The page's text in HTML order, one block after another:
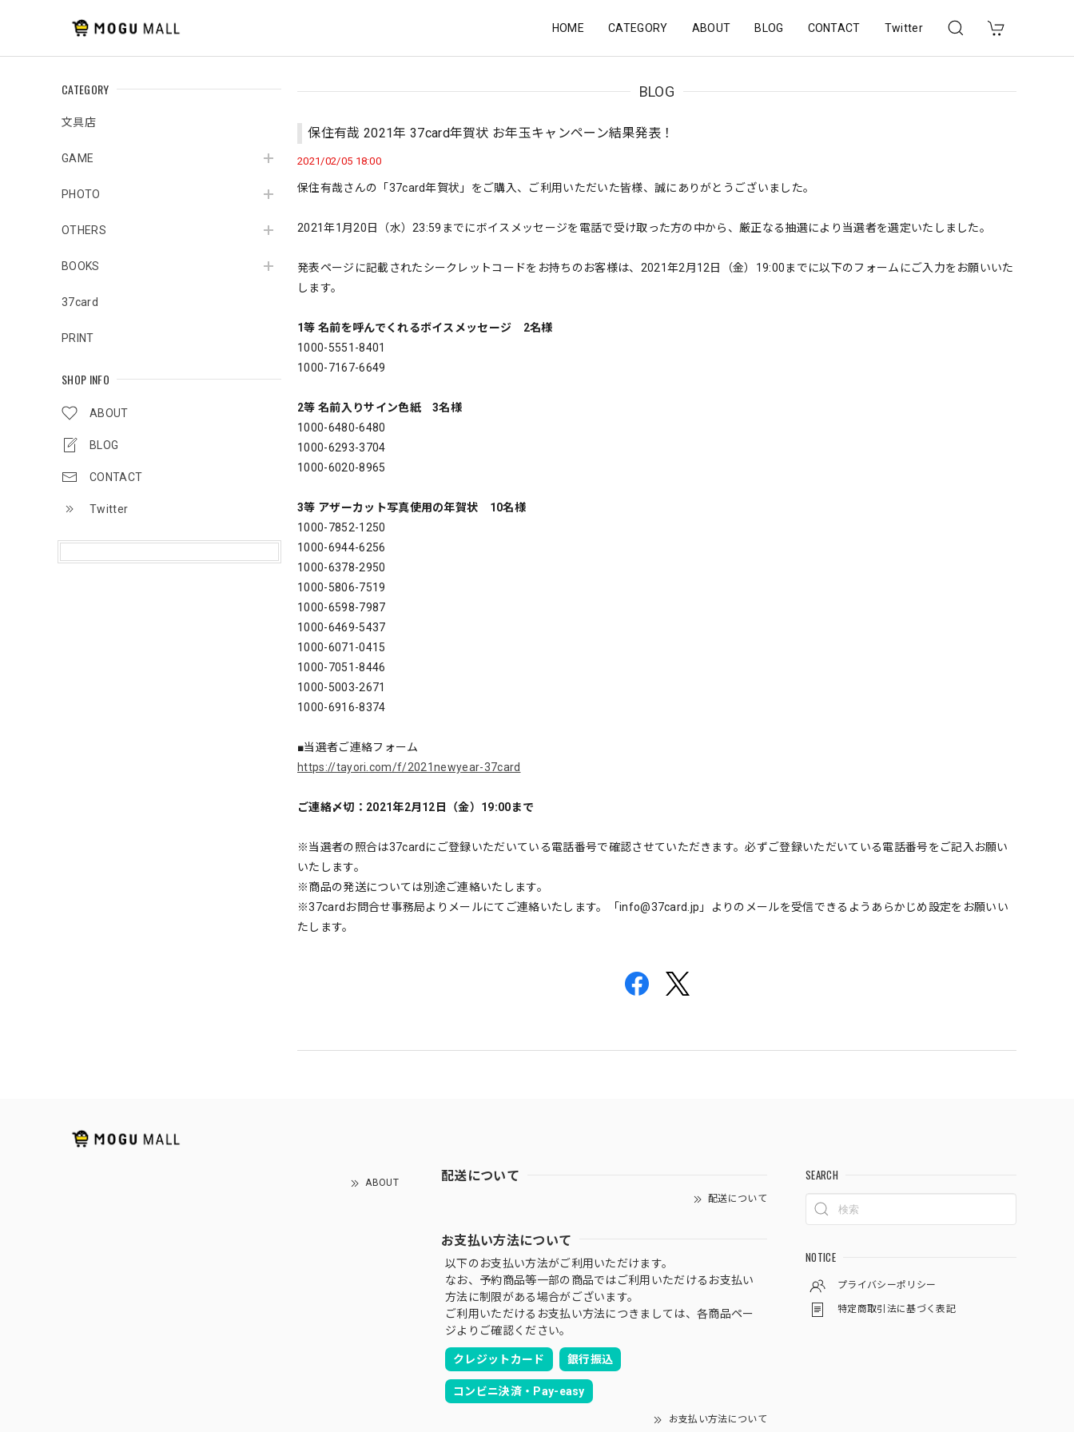
HOME CATEGORY ABOUT BLOG CONTACT Twitter
CATEGORY
文具店
GAME
PHOTO
OTHERS
BOOKS
37card
PRINT
SHOP INFO
ABOUT
BLOG
CONTACT
Twitter
BLOG
保住有哉 2021年 37card年賀状 お年玉キャンペーン結果発表！
2021/02/05 18:00
保住有哉さんの「37card年賀状」をご購入、ご利用いただいた皆様、誠にありがとうございました。
2021年1月20日（水）23:59までにボイスメッセージを電話で受け取った方の中から、厳正なる抽選により当選者を選定いたしました。
発表ページに記載されたシークレットコードをお持ちのお客様は、2021年2月12日（金）19:00までに以下のフォームにご入力をお願いいた
します。
1等 名前を呼んでくれるボイスメッセージ 2名様
1000-5551-8401
1000-7167-6649
2等 名前入りサイン色紙 3名様
1000-6480-6480
1000-6293-3704
1000-6020-8965
3等 アザーカット写真使用の年賀状 10名様
1000-7852-1250
1000-6944-6256
1000-6378-2950
1000-5806-7519
1000-6598-7987
1000-6469-5437
1000-6071-0415
1000-7051-8446
1000-5003-2671
1000-6916-8374
■当選者ご連絡フォーム
https://tayori.com/f/2021newyear-37card
ご連絡〆切：2021年2月12日（金）19:00まで
※当選者の照合は37cardにご登録いただいている電話番号で確認させていただきます。必ずご登録いただいている電話番号をご記入お願い
いたします。
※商品の発送については別途ご連絡いたします。
※37cardお問合せ事務局よりメールにてご連絡いたします。「 info@37card.jp 」よりのメールを受信できるようあらかじめ設定をお願いい
たします。
ABOUT 配送について
配送について
お支払い方法について
以下のお支払い方法がご利用いただけます。
なお、予約商品等一部の商品ではご利用いただけるお支払い
方法に制限がある場合がございます。
ご利用いただけるお支払い方法につきましては、各商品ペー
ジよりご確認ください。
クレジットカード 銀行振込
コンビニ決済・Pay-easy
お支払い方法について
SEARCH
NOTICE
プライバシーポリシー
特定商取引法に基づく表記